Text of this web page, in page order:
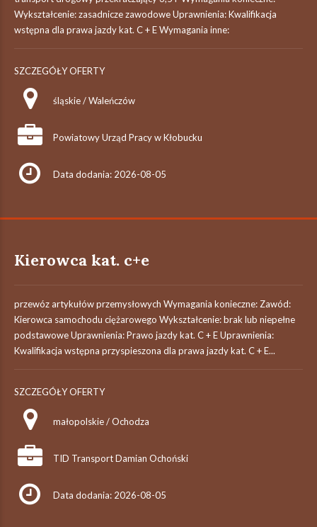
Wykształcenie: zasadnicze zawodowe Uprawnienia: Kwalifikacja
wstępna dla prawa jazdy kat. C + E Wymagania inne:
SZCZEGÓŁY OFERTY
śląskie / Waleńczów
Powiatowy Urząd Pracy w Kłobucku
Data dodania: 2026-08-05
Kierowca kat. c+e
przewóz artykułów przemysłowych Wymagania konieczne: Zawód:
Kierowca samochodu ciężarowego Wykształcenie: brak lub niepełne
podstawowe Uprawnienia: Prawo jazdy kat. C + E Uprawnienia:
Kwalifikacja wstępna przyspieszona dla prawa jazdy kat. C + E...
SZCZEGÓŁY OFERTY
małopolskie / Ochodza
TID Transport Damian Ochoński
Data dodania: 2026-08-05